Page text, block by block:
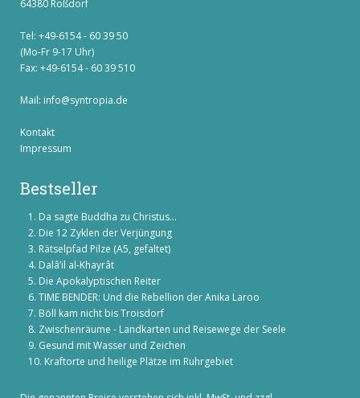
64380 Roßdorf
Tel: +49-6154 - 60 39 50
(Mo-Fr 9-17 Uhr)
Fax: +49-6154 - 60 39 510
Mail: info@syntropia.de
Kontakt
Impressum
Bestseller
Da sagte Buddha zu Christus...
Die 12 Zyklen der Verjüngung
Rätselpfad Pilze (A5, gefaltet)
Dalâ’il al-Khayrât
Die Apokalyptischen Reiter
TIME BENDER: Und die Rebellion der Anika Laroo
Böll kam nicht bis Troisdorf
Zwischenräume - Landkarten und Reisewege der Seele
Gesund mit Wasser und Zeichen
Kraftorte und heilige Plätze im Ruhrgebiet